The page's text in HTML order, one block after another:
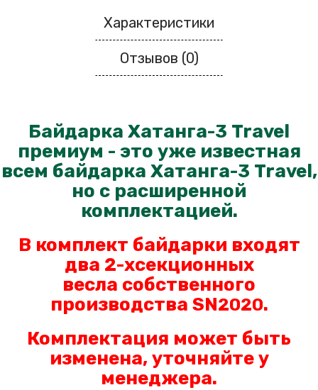
Характеристики
Отзывов (0)
Байдарка Хатанга-3 Travel
премиум - это уже известная
всем байдарка Хатанга-3 Travel,
но с расширенной
комплектацией.
В комплект байдарки входят
два 2-хсекционных
весла собственного
производства SN2020.
Комплектация может быть
изменена, уточняйте у
менеджера.